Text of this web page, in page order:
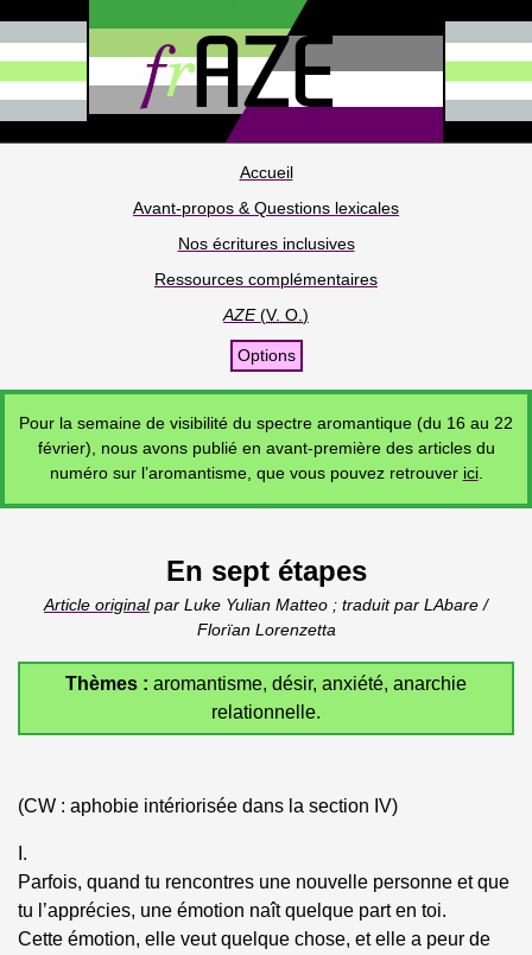
Accueil
Avant-propos & Questions lexicales
Nos écritures inclusives
Ressources complémentaires
AZE(V. O.)
Options
Pour la semaine de visibilité du spectre aromantique (du 16 au 22
février), nous avons publié en avant-première des articles du
numéro sur l’aromantisme, que vous pouvez retrouver ici.
En sept étapes
Article originalpar Luke Yulian Matteo ; traduit par LAbare /
Florïan Lorenzetta
Thèmes : aromantisme, désir, anxiété, anarchie
relationnelle.
(CW : aphobie intériorisée dans la section IV)
I.
Parfois, quand tu rencontres une nouvelle personne et que
tu l’apprécies, une émotion naît quelque part en toi.
Cette émotion, elle veut quelque chose, et elle a peur de